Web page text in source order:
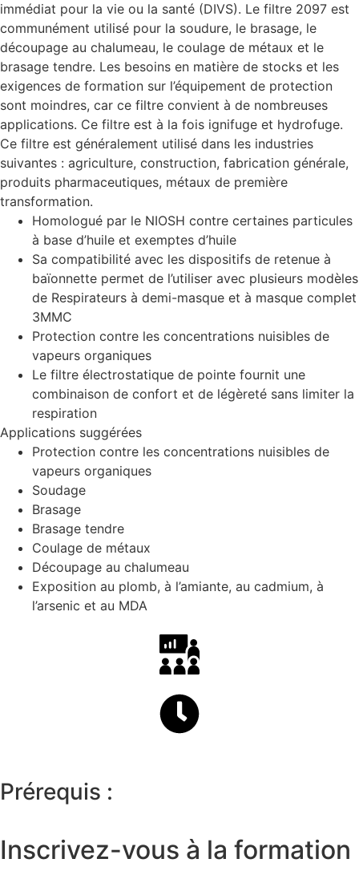
immédiat pour la vie ou la santé (DIVS). Le filtre 2097 est
communément utilisé pour la soudure, le brasage, le
découpage au chalumeau, le coulage de métaux et le
brasage tendre. Les besoins en matière de stocks et les
exigences de formation sur l’équipement de protection
sont moindres, car ce filtre convient à de nombreuses
applications. Ce filtre est à la fois ignifuge et hydrofuge.
Ce filtre est généralement utilisé dans les industries
suivantes : agriculture, construction, fabrication générale,
produits pharmaceutiques, métaux de première
transformation.
Homologué par le NIOSH contre certaines particules
à base d’huile et exemptes d’huile
Sa compatibilité avec les dispositifs de retenue à
baïonnette permet de l’utiliser avec plusieurs modèles
de Respirateurs à demi-masque et à masque complet
3MMC
Protection contre les concentrations nuisibles de
vapeurs organiques
Le filtre électrostatique de pointe fournit une
combinaison de confort et de légèreté sans limiter la
respiration
Applications suggérées
Protection contre les concentrations nuisibles de
vapeurs organiques
Soudage
Brasage
Brasage tendre
Coulage de métaux
Découpage au chalumeau
Exposition au plomb, à l’amiante, au cadmium, à
l’arsenic et au MDA
Prérequis :
Inscrivez-vous à la formation